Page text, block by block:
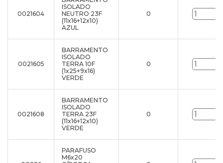
0021604
ISOLADO
NEUTRO 23F
(11x16+12x10)
AZUL
0
0021605
BARRAMENTO
ISOLADO
TERRA 10F
(1x25+9x16)
VERDE
0
0021608
BARRAMENTO
ISOLADO
TERRA 23F
(11x16+12x10)
VERDE
0
PARAFUSO
M6x20